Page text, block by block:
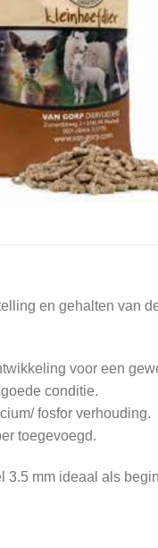
en gehalten van
voor een
conditie.
fosfor verhouding.
toegevoegd.
3.5 mm ideaal als